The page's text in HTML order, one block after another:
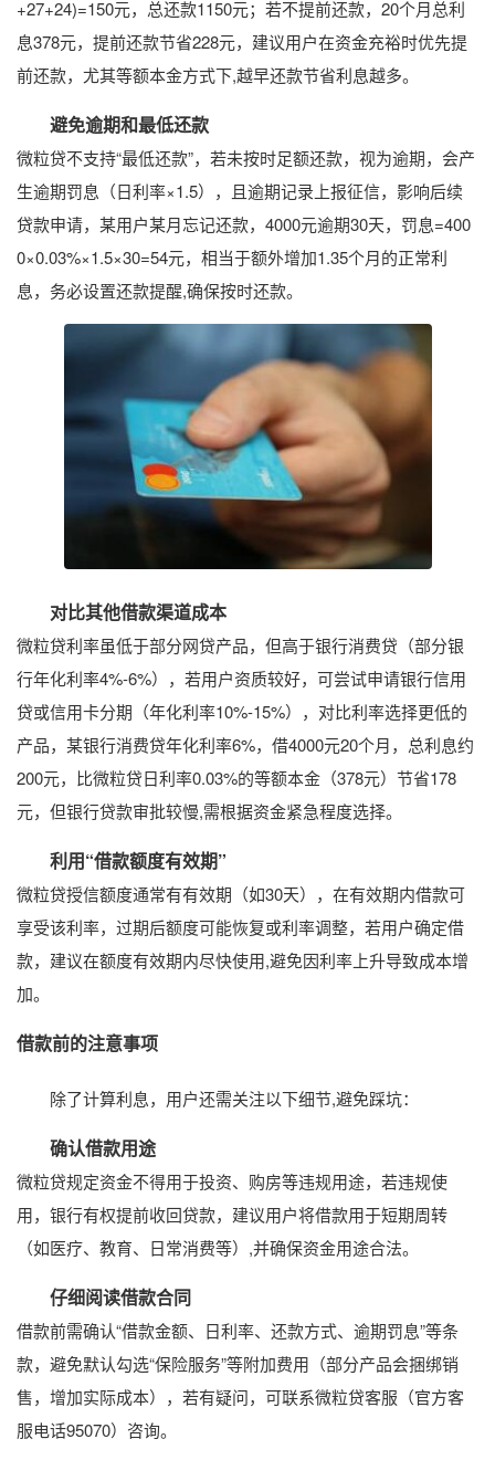
+27+24)=150元，总还款1150元；若不提前还款，20个月总利
息378元，提前还款节省228元，建议用户在资金充裕时优先提
前还款，尤其等额本金方式下,越早还款节省利息越多。
避免逾期和最低还款
微粒贷不支持“最低还款”，若未按时足额还款，视为逾期，会产
生逾期罚息（日利率×1.5），且逾期记录上报征信，影响后续
贷款申请，某用户某月忘记还款，4000元逾期30天，罚息=400
0×0.03%×1.5×30=54元，相当于额外增加1.35个月的正常利
息，务必设置还款提醒,确保按时还款。
对比其他借款渠道成本
微粒贷利率虽低于部分网贷产品，但高于银行消费贷（部分银
行年化利率4%-6%），若用户资质较好，可尝试申请银行信用
贷或信用卡分期（年化利率10%-15%），对比利率选择更低的
产品，某银行消费贷年化利率6%，借4000元20个月，总利息约
200元，比微粒贷日利率0.03%的等额本金（378元）节省178
元，但银行贷款审批较慢,需根据资金紧急程度选择。
利用“借款额度有效期”
微粒贷授信额度通常有有效期（如30天），在有效期内借款可
享受该利率，过期后额度可能恢复或利率调整，若用户确定借
款，建议在额度有效期内尽快使用,避免因利率上升导致成本增
加。
借款前的注意事项
除了计算利息，用户还需关注以下细节,避免踩坑：
确认借款用途
微粒贷规定资金不得用于投资、购房等违规用途，若违规使
用，银行有权提前收回贷款，建议用户将借款用于短期周转
（如医疗、教育、日常消费等）,并确保资金用途合法。
仔细阅读借款合同
借款前需确认“借款金额、日利率、还款方式、逾期罚息”等条
款，避免默认勾选“保险服务”等附加费用（部分产品会捆绑销
售，增加实际成本），若有疑问，可联系微粒贷客服（官方客
服电话95070）咨询。